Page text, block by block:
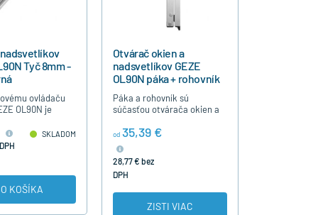
Tyč 8mm -
ovládaču
OL90N je
Dodáva sa v
resp. 6m / , vo
SKLADOM
KOŠÍKA
Otvárač okien a
nadsvetlíkov GEZE
OL90N páka + rohovník
Páka a rohovník sú
súčasťou otvárača okien a
Páka umožňuje sklopenie
krídla do vetracej polohy do
170 mm.
od 35,39 €
28,77 € bez
DPH
ZISTI VIAC